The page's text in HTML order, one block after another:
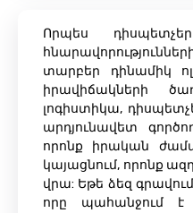
Որպես
տարբեր դինամիկ
իրավիճակների
լոգիստիկա,
արդյունավետ
որոնք իրական
կայացնում, որոնք
վրա: Եթե ​​ձեզ
որը պահանջում է